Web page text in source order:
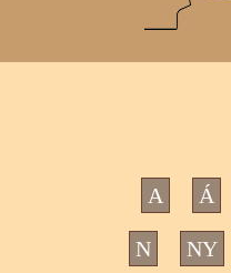
A Á
N NY